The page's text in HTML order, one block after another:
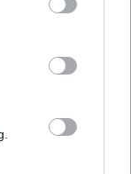
party tags to
below Google
hárul a
a hőhullámok és